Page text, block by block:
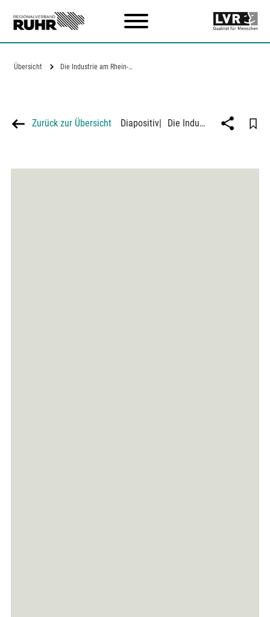
Übersicht Die Industrie am Rhein-Herne-Kanal…
Zurück zur Übersicht Diapositiv| Die Industrie am Rhein-Herne-Kanal zwischen Oberhausen und Essen